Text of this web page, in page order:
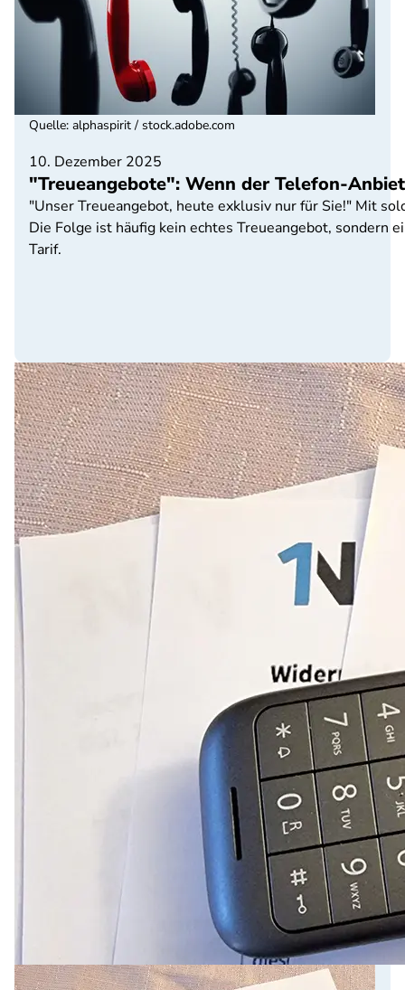
10. Dezember 2025
"Treueangebote": Wenn der Telefon-
"Unser Treueangebot, heute exklusiv nur für Sie!" Mit
Die Folge ist häufig kein echtes Treueangebot, sondern
Tarif.
Quelle: alphaspirit / stock.adobe.com